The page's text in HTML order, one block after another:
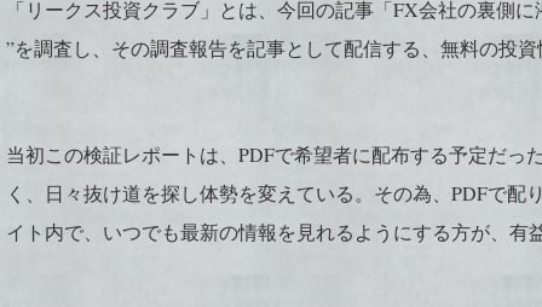
「リークス投資クラブ」とは、今回の記事「FX会社の裏側
”を調査し、その調査報告を記事として配信する、無料の投
当初この検証レポートは、PDFで希望者に配布する予定だ
く、日々抜け道を探し体勢を変えている。その為、PDFで
イト内で、いつでも最新の情報を見れるようにする方が、有